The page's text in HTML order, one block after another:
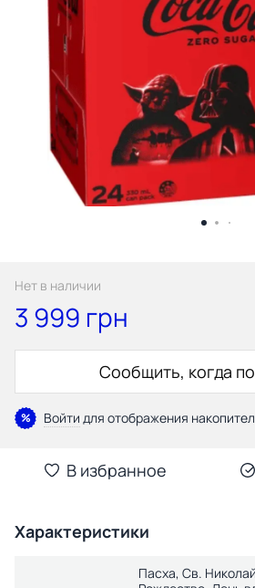
Нет в наличии
3 999 грн
Сообщить, когда
% Войти для отображения
В избранное
Характеристики
Пасха, Св.